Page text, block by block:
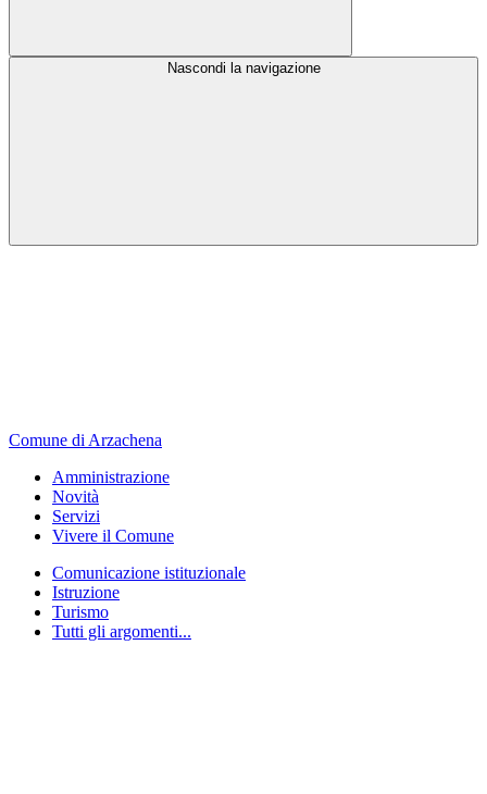
Nascondi la navigazione
Comune di Arzachena
Amministrazione
Novità
Servizi
Vivere il Comune
Comunicazione istituzionale
Istruzione
Turismo
Tutti gli argomenti...